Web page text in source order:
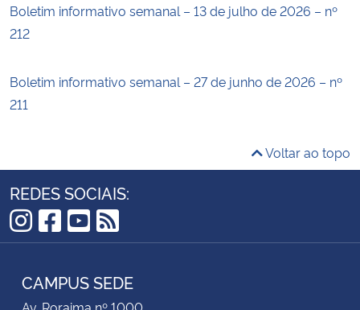
Boletim informativo semanal – 13 de julho de 2026 – nº
212
Boletim informativo semanal – 27 de junho de 2026 – nº
211
Voltar ao topo
REDES SOCIAIS:
Instagram
Facebook
YouTube
RSS
CAMPUS SEDE
Av. Roraima nº 1000